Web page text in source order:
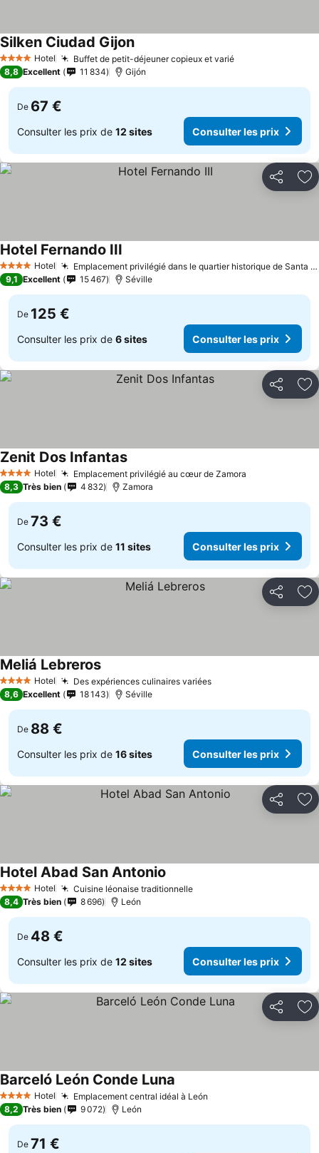
4 Étoiles Hotel Buffet de petit-déjeuner copieux et variéConsulter les
Silken Ciudad GijonConsulter les prix
8,8 Excellent 11 834 Gijón
De 67 €
Consulter les prix de 12 sites Consulter les prix
Partager
4 Étoiles Hotel Emplacement privilégié dans le quartier historique de Santa Cruz
Hotel Fernando III
9,1 Excellent 15 467 Séville
De 125 €
Consulter les prix de 6 sites Consulter les prix
Partager
4 Étoiles Hotel Emplacement privilégié au cœur de Zamora
Zenit Dos InfantasConsulter les prix
8,3 Très bien 4 832 Zamora
De 73 €
Consulter les prix de 11 sites Consulter les prix
Partager
4 Étoiles Hotel Des expériences culinaires variéesConsulter les prix
Meliá LebrerosConsulter les prix
8,6 Excellent 18 143 Séville
De 88 €
Consulter les prix de 16 sites Consulter les prix
Partager
4 Étoiles Hotel Cuisine léonaise traditionnelleConsulter les prix
Hotel Abad San Antonio
8,4 Très bien 8 696 León
De 48 €
Consulter les prix de 12 sites Consulter les prix
Partager
4 Étoiles Hotel Emplacement central idéal à León
Barceló León Conde Luna
8,2 Très bien 9 072 León
De 71 €